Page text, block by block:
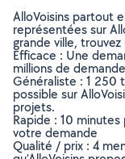
AlloVoisins partout
représentées sur
grande ville,
Efficace : Une
millions de
Généraliste : 1 250
possible sur
projets.
Rapide : 10
votre demande
Qualité / prix : 4